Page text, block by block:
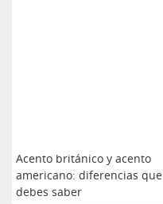
Acento británico y acento
americano: diferencias que
debes saber